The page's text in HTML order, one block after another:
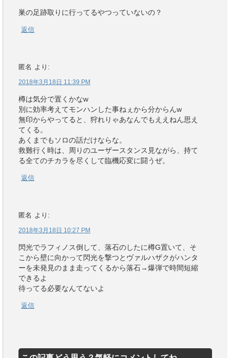
巣の足跡取りに行ってるやつっていないの？
返信
匿名 より:
2018年3月18日 11:39 PM
樽は気分で置くかなw
別に効率考えてモンハンした事ねぇから分からんw
無印からやってると、狩れりゃあなんでもええねん思え
てくる。
あくまでもソロの話だけならな。
救難行く時は、周りのユーザースタンス見ながら、持て
る全てのチカラを尽くして臨機応変に闘うぜ。
返信
匿名 より:
2018年3月18日 10:27 PM
閃光でラフィノス倒して、落石のしたに樽G置いて、そ
こから壁に向かって閃光を撃つとヴァルハザクがハンタ
ーを未発見のまま走ってくるから落石→爆弾で時間短縮
できるよ
待ってる必要なんてないよ
返信